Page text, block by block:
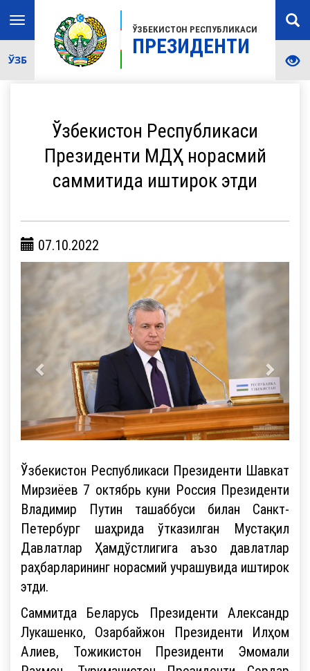
ЎЗБЕКИСТОН РЕСПУБЛИКАСИ
ПРЕЗИДЕНТИ
Toggle
navigation
ЎЗБ
Ўзбекистон Республикаси
Президенти МДҲ норасмий
саммитида иштирок этди
07.10.2022
Ўзбекистон Республикаси Президенти Шавкат
Мирзиёев 7 октябрь куни Россия Президенти
Владимир Путин ташаббуси билан Санкт-
Петербург шаҳрида ўтказилган Мустақил
Давлатлар Ҳамдўстлигига аъзо давлатлар
раҳбарларининг норасмий учрашувида иштирок
этди.
Саммитда Беларусь Президенти Александр
Лукашенко, Озарбайжон Президенти Илҳом
Алиев, Тожикистон Президенти Эмомали